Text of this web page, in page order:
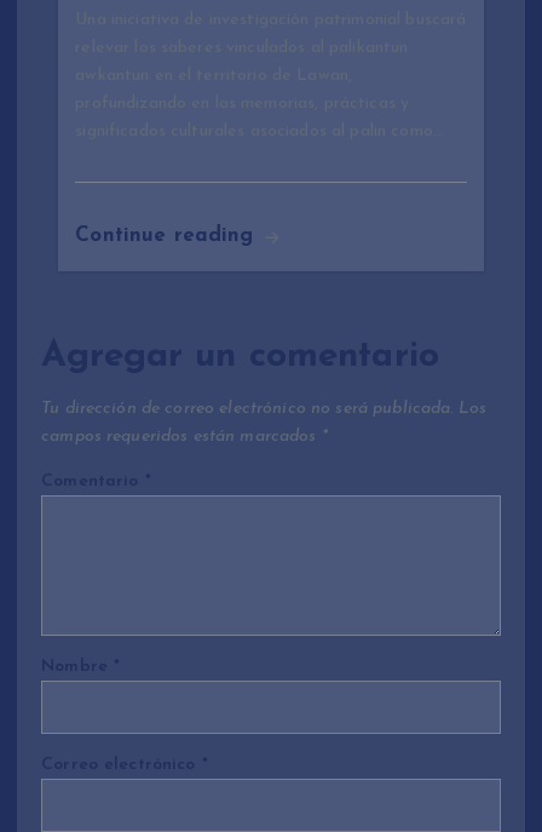
Continue reading
Agregar un comentario
Tu dirección de correo electrónico no será publicada. Los
campos requeridos están marcados *
Comentario *
Nombre *
Correo electrónico *